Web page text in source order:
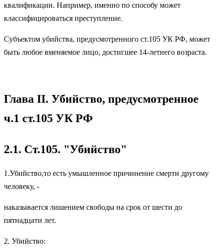
квалификации. Например, именно по способу может
классифицироваться преступление.
Субъектом убийства, предусмотренного ст.105 УК РФ, может
быть любое вменяемое лицо, достигшее 14-летнего возраста.
Глава II. Убийство, предусмотренное
ч.1 ст.105 УК РФ
2.1. Ст.105. "Убийство"
1.Убийство,то есть умышленное причинение смерти другому
человеку, -
наказывается лишением свободы на срок от шести до
пятнадцати лет.
2. Убийство: